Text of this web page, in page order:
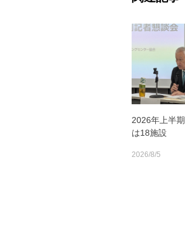
2026年上半
は18施設
2026/8/5